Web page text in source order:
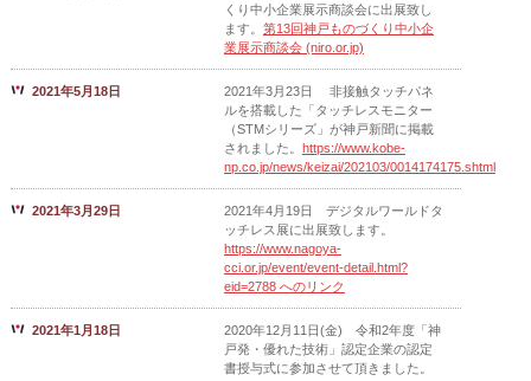
くり中小企業展示商談会に出展致し
ます。 第13回神戸ものづくり中小企
業展示商談会 (niro.or.jp)
2021年5月18日
2021年3月23日 非接触タッチパネ
ルを搭載した「タッチレスモニター
（STMシリーズ」が神戸新聞に掲載
されました。 https://www.kobe-
np.co.jp/news/keizai/202103/0014174175.shtml
2021年3月29日
2021年4月19日 デジタルワールドタ
ッチレス展に出展致します。
https://www.nagoya-
cci.or.jp/event/event-detail.html?
eid=2788 へのリンク
2021年1月18日
2020年12月11日(金) 令和2年度「神
戸発・優れた技術」認定企業の認定
書授与式に参加させて頂きました。